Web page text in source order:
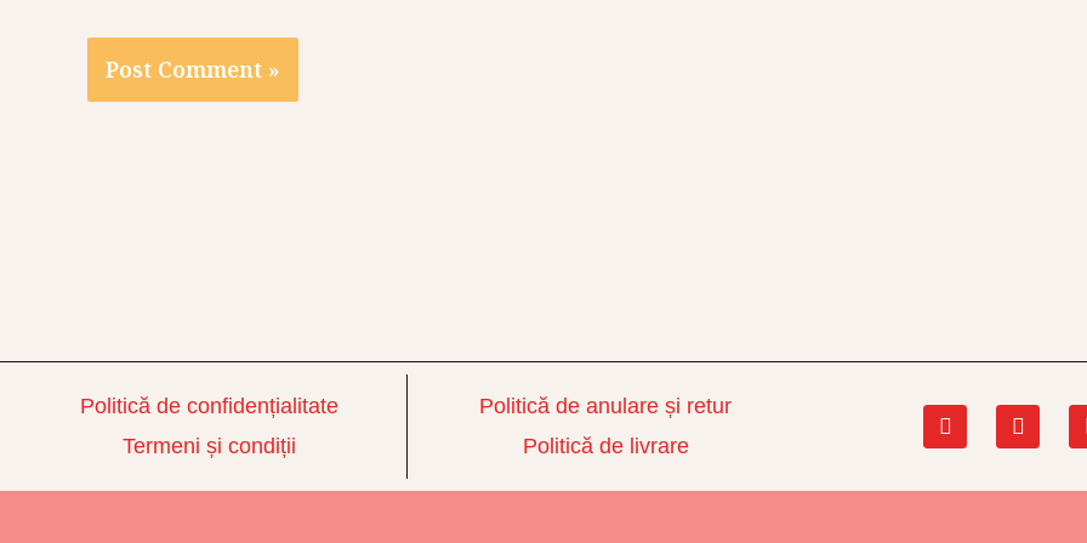
Politică de confidențialitate
Termeni și condiții
Politică de anulare și retur
Politică de livrare
F
a
c
b
L
i
n
e